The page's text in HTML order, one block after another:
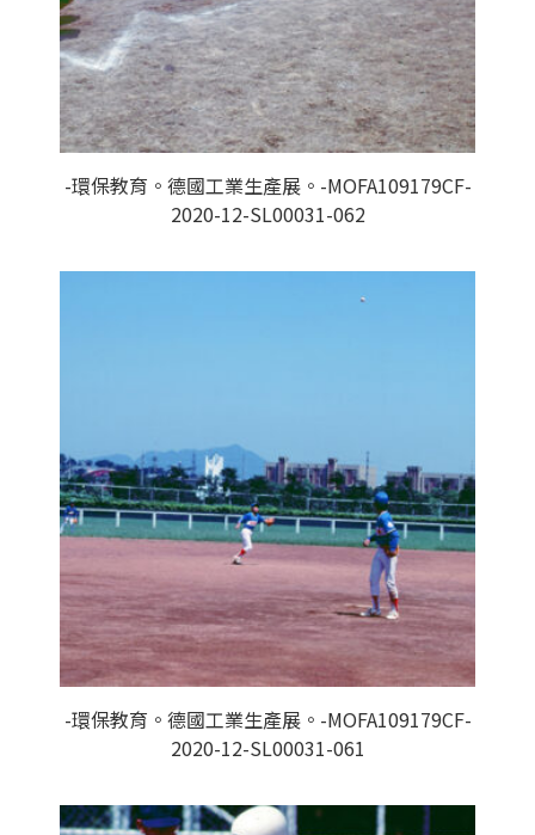
-環保教育。德國工業生產展。-MOFA109179CF-
2020-12-SL00031-062
-環保教育。德國工業生產展。-MOFA109179CF-
2020-12-SL00031-061